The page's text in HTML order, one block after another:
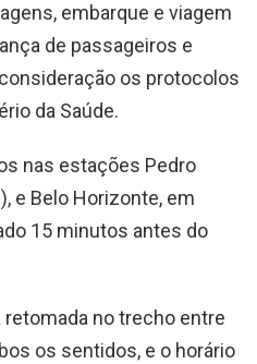
embarque e viagem
de passageiros e
os protocolos
da Saúde.
nas estações Pedro
e Belo Horizonte, em
15 minutos antes do
no trecho entre
os sentidos, e o horário